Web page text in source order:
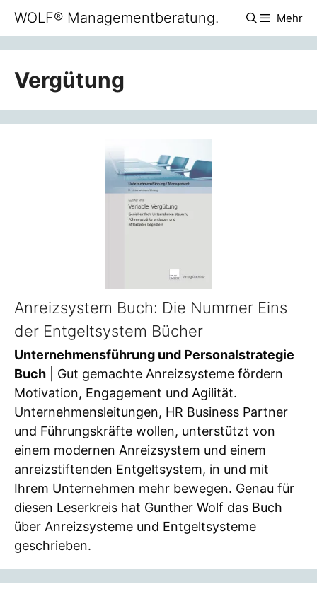
Zum
Inhalt
springen
WOLF® Managementberatung. Mehr
Vergütung
Anreizsystem Buch: Die Nummer Eins
der Entgeltsystem Bücher
Unternehmensführung und Personalstrategie
Buch | Gut gemachte Anreizsysteme fördern
Motivation, Engagement und Agilität.
Unternehmensleitungen, HR Business Partner
und Führungskräfte wollen, unterstützt von
einem modernen Anreizsystem und einem
anreizstiftenden Entgeltsystem, in und mit
Ihrem Unternehmen mehr bewegen. Genau für
diesen Leserkreis hat Gunther Wolf das Buch
über Anreizsysteme und Entgeltsysteme
geschrieben.